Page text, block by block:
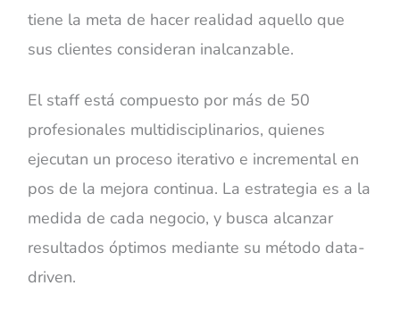
tiene la meta de hacer realidad aquello que
sus clientes consideran inalcanzable.
El staff está compuesto por más de 50
profesionales multidisciplinarios, quienes
ejecutan un proceso iterativo e incremental en
pos de la mejora continua. La estrategia es a la
medida de cada negocio, y busca alcanzar
resultados óptimos mediante su método data-
driven.